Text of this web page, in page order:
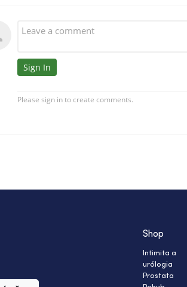
Shop
Intimita a
urólogia
Prostata